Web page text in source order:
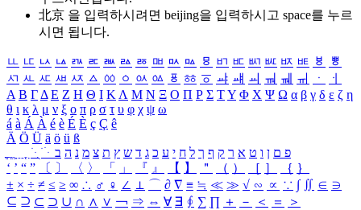
北京 을 입력하시려면 beijing을 입력하시고 space를 누르
시면 됩니다.
ㅥ ㅦ ㅧ ㅨ ㅩ ㅪ ㅫ ㅬ ㅭ ㅮ ㅯ ㅰ ㅱ ㅲ ㅳ ㅴ ㅵ ㅶ ㅷ ㅸ
ㅹ
ㅺ ㅻ ㅼ ㅽ ㅾ ㅿ ㆀ ㆁ ㆂ ㆃ ㆄ ㆅ ㆆ ㆇ ㆈ ㆉ ㆊ ㆋ ㆌ ㆍ
ㆎ
Α Β ΓΔ Ε Ζ Η Θ Ι ΚΛ Μ Ν Ξ Ο Π Ρ Σ ΤΥ Φ Χ Ψ Ω α β γ δ ε ζ η
θ ι κ λ μ ν ξ ο π ρ σ τ υ φ χ ψ ω
á à Á À é è É È ç Ç ê
Ä Ö Ü ä ö ü ß
ִֶֹ ֻּ ׁׂ פ ם ן ו ט א ר ק ף ך ל ח י ע כ ג ד ש ץ ת צ מ נ ה ב
‘ ’ “ ” 〔 〕 〈 〉 「 」 『 』 【 】 ＂ （ ） ［ ］ ｛ ｝
± × ÷ ≠ ≤ ≥ ∞ ∴ ♂ ♀ ∠ ⊥ ⌒ ∂ ∇ ≡ ≒ ≪ ≫ √ ∽ ∝ ∵ ∫ ∬ ∈ ∋
⊆ ⊇ ⊂ ⊃ ∪ ∩ ∧ ∨ ￢ ⇒ ⇔ ∀ ∃ ∮ ∑ ∏ ＋ － ＜ ＝
＞